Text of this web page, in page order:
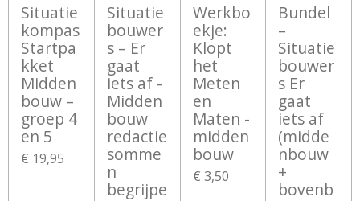
Situatie
kompas
Startpa
kket
Midden
bouw –
groep 4
en 5
€ 19,95
Situatie
bouwer
s – Er
gaat
iets af -
Midden
bouw
redactie
somme
n
begrijpe
Werkbo
ekje:
Klopt
het
Meten
en
Maten -
midden
bouw
€ 3,50
Bundel
–
Situatie
bouwer
s Er
gaat
iets af
(midde
nbouw
+
bovenb